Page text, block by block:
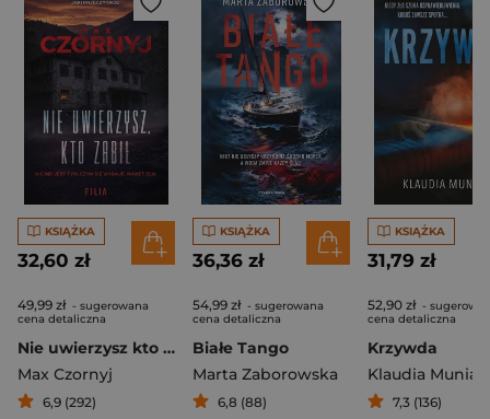
KSIĄŻKA
32,60 zł
49,99 zł - sugerowana
cena detaliczna
Nie uwierzysz kto zabił
Max Czornyj
6,9 (292)
KSIĄŻKA
36,36 zł
54,99 zł - sugerowana
cena detaliczna
Białe Tango
Marta Zaborowska
6,8 (88)
KSIĄŻKA
31,79 zł
52,90 zł -
cena detaliczna
Krzywda
Klaudia Muniak
7,3 (136)